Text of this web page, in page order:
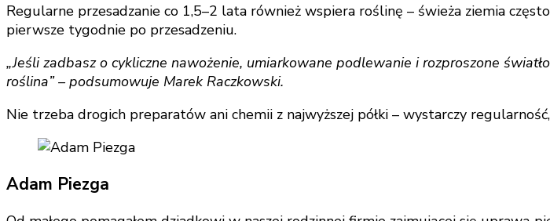
Regularne przesadzanie co 1,5–2 lata również wspiera roślinę – świeża ziemia
pierwsze tygodnie po przesadzeniu.
„Jeśli zadbasz o cykliczne nawożenie, umiarkowane podlewanie i rozproszone
roślina” – podsumowuje Marek Raczkowski.
Nie trzeba drogich preparatów ani chemii z najwyższej półki – wystarczy
Adam Piezga